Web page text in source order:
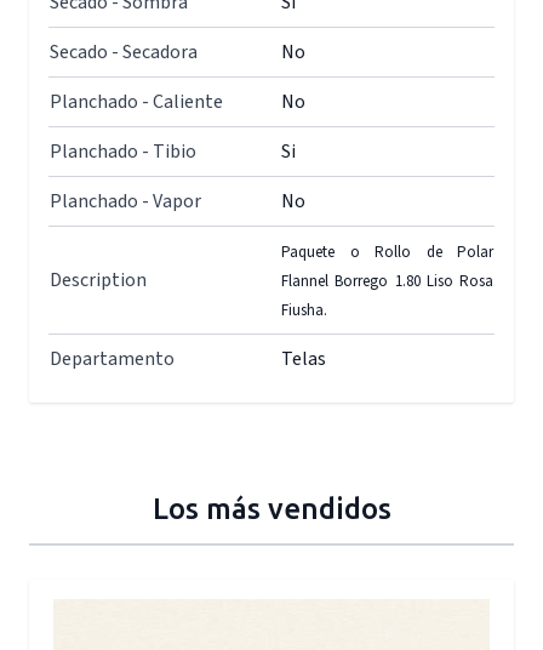
Secado - Secadora
No
Planchado - Caliente
No
Planchado - Tibio
Si
Planchado - Vapor
No
Description
Paquete o Rollo de Polar
Flannel Borrego 1.80 Liso Rosa
Fiusha.
Departamento Telas
Los más vendidos